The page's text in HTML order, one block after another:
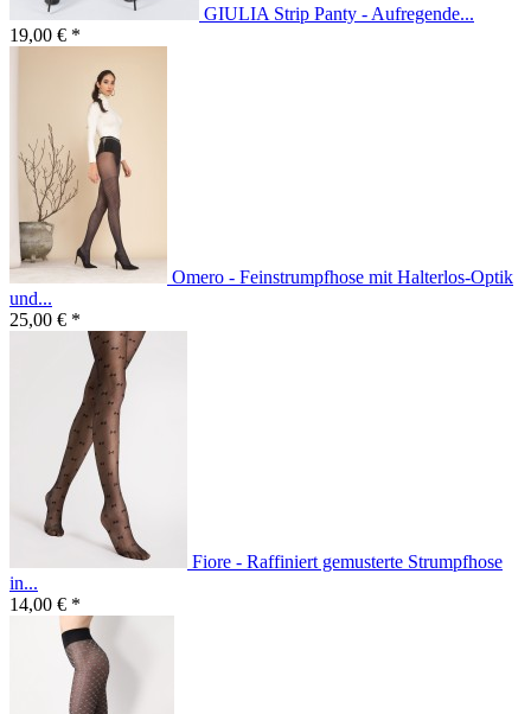
GIULIA Strip Panty - Aufregende...
19,00 € *
Omero - Feinstrumpfhose mit Halterlos-Optik
und...
25,00 € *
Fiore - Raffiniert gemusterte Strumpfhose
in...
14,00 € *